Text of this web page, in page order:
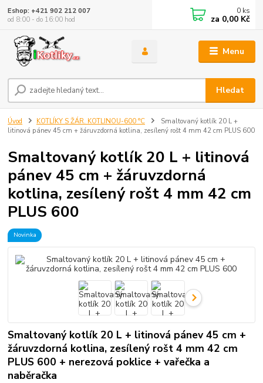
Menu
Hledat
Eshop: +421 902 212 007
od 8:00 - do 16:00 hod
0 ks
za 0,00 Kč
Úvod KOTLÍKY S ŽÁR. KOTLINOU-600 °C
Smaltovaný kotlík 20 L +
litinová pánev 45 cm + žáruvzdorná kotlina, zesílený rošt 4 mm 42 cm PLUS 600
Smaltovaný kotlík 20 L + litinová
pánev 45 cm + žáruvzdorná
kotlina, zesílený rošt 4 mm 42 cm
PLUS 600
Novinka
Smaltovaný kotlík 20 L + litinová pánev 45 cm +
žáruvzdorná kotlina, zesílený rošt 4 mm 42 cm
PLUS 600 + nerezová poklice + vařečka a
naběračka